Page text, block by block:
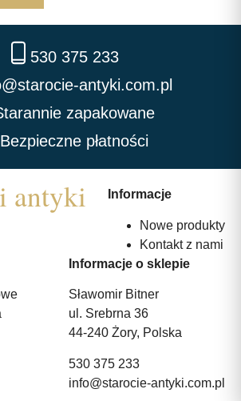
530 375 233
antyki.com.pl
zapakowane
Bezpieczne płatności
Informacje
Nowe produkty
Kontakt z nami
Informacje o sklepie
Sławomir Bitner
ul. Srebrna 36
44-240 Żory, Polska
530 375 233
info@starocie-antyki.com.pl